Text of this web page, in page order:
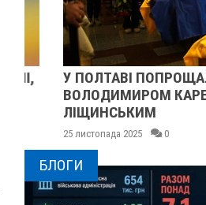
У ПОЛТАВІ ПОПРОЩАЛИСЯ
ВОЛОДИМИРОМ
ЛІЩИНСЬКИМ
25 листопада 2025 0
БЛОГИ